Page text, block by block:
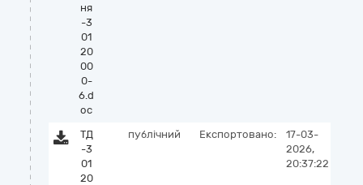
ня
-3
01
20
00
0-
6.d
oc
ТД
-3
01
20
публічний Експортовано:
17-03-
2026,
20:37:22